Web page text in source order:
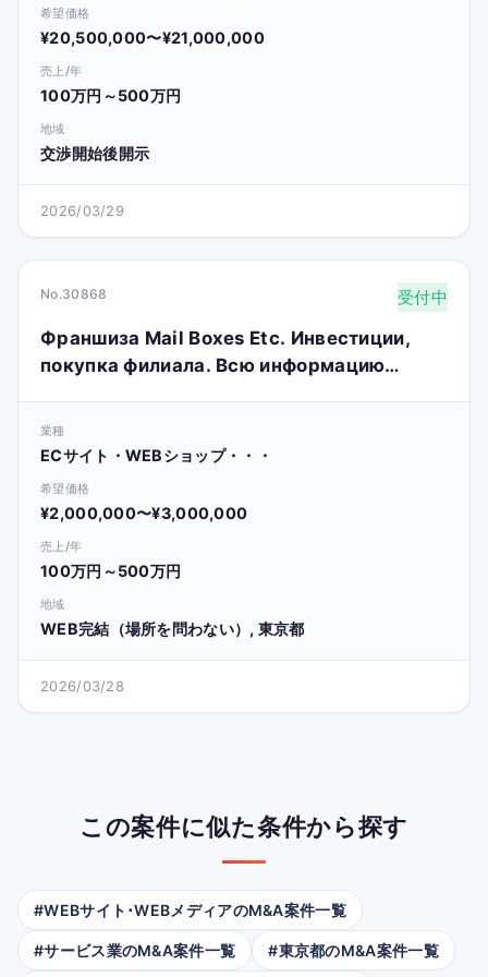
希望価格
¥20,500,000〜¥21,000,000
売上/年
100万円～500万円
地域
交渉開始後開示
2026/03/29
No.30868 受付中
Франшиза Mail Boxes Etc. Инвестиции,
покупка филиала. Всю информацию
業種
ECサイト・WEBショップ・・・
希望価格
¥2,000,000〜¥3,000,000
売上/年
100万円～500万円
地域
WEB完結（場所を問わない）, 東京都
2026/03/28
この案件に似た条件から探す
#WEBサイト･WEBメディアのM&A案件一覧
#サービス業のM&A案件一覧 #東京都のM&A案件一覧